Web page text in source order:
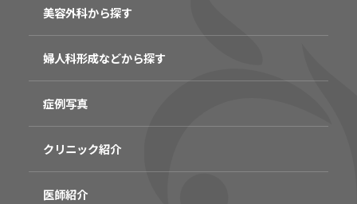
美容外科から探す
婦人科形成などから探す
症例写真
クリニック紹介
医師紹介